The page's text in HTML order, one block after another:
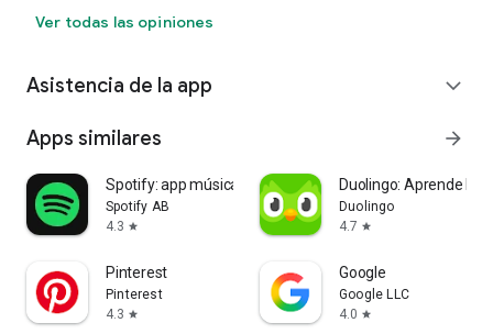
Ver todas las opiniones
Asistencia de la app expand_more
Apps similares arrow_forward
Spotify: app música y podcasts
Spotify AB
4.3 star
Duolingo: Aprende
Duolingo
4.7 star
Pinterest
Pinterest
4.3 star
Google
Google LLC
4.0 star